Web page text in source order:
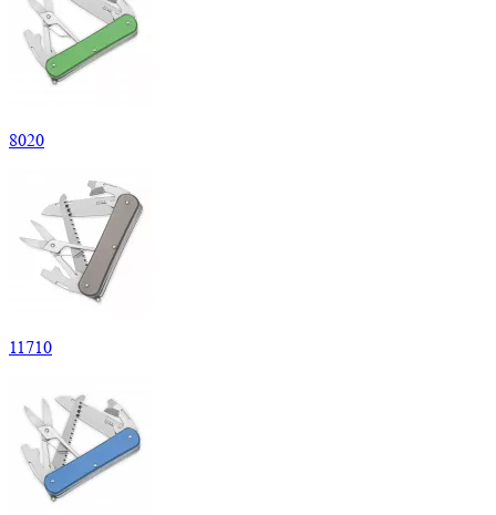
8020
11710